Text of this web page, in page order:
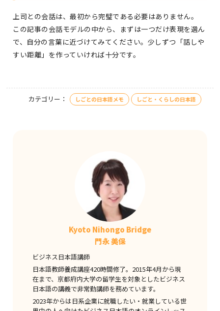
上司との会話は、最初から完璧である必要はありません。
この記事の会話モデルの中から、まずは一つだけ表現を選ん
で、自分の言葉に近づけてみてください。少しずつ「話しや
すい距離」を作っていければ十分です。
カテゴリー： しごとの日本語メモ しごと・くらしの日本語
Kyoto Nihongo Bridge
門永 美保
ビジネス日本語講師
日本語教師養成講座420時間修了。2015年4月から現
在まで、京都府内大学の留学生を対象としたビジネス
日本語の講義で非常勤講師を務めています。
2023年からは日系企業に就職したい・就業している世